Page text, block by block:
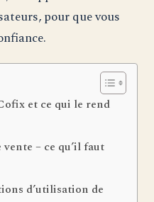
pour que vous
et ce qui le rend
– ce qu’il faut
d’utilisation de